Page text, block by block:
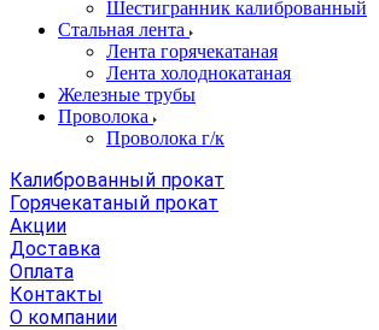
Шестигранник калиброванный
Стальная лента
Лента горячекатаная
Лента холоднокатаная
Железные трубы
Проволока
Проволока г/к
Калиброванный прокат
Горячекатаный прокат
Акции
Доставка
Оплата
Контакты
О компании